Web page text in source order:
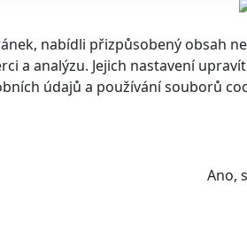
nabídli přizpůsobený obsah
a analýzu. Jejich nastavení
údajů a používání souborů
Ano,